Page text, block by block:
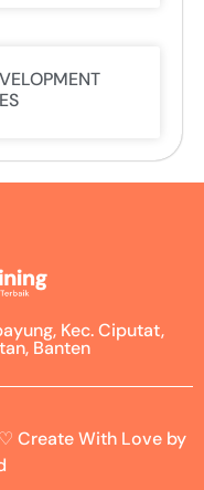
Kec. Ciputat,
Banten
Create With Love by